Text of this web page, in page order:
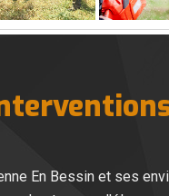
En Bessin et ses